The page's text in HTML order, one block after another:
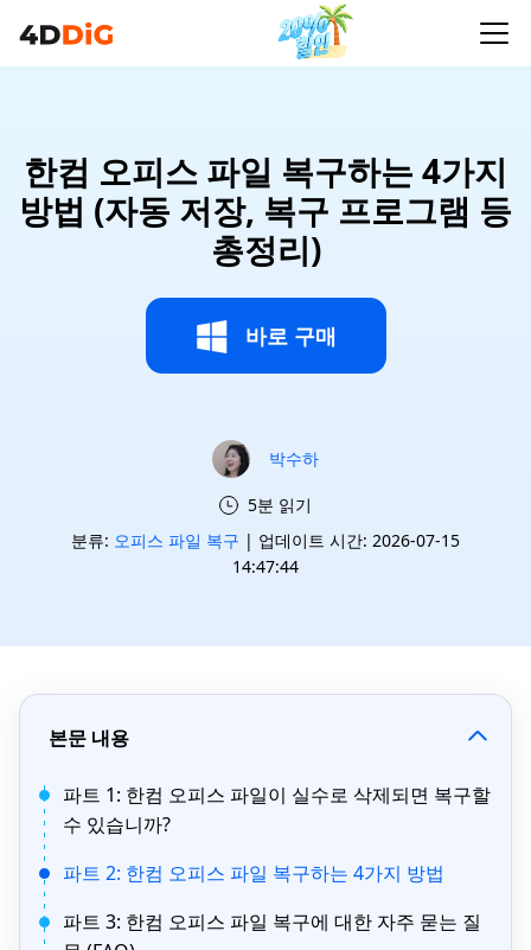
한컴 오피스 파일 복구하는 4가지
방법 (자동 저장, 복구 프로그램 등
총정리)
바로 구매
박수하
5분 읽기
분류: 오피스 파일 복구 | 업데이트 시간: 2026-07-15
14:47:44
본문 내용
파트 1: 한컴 오피스 파일이 실수로 삭제되면 복구할
수 있습니까?
파트 2: 한컴 오피스 파일 복구하는 4가지 방법
파트 3: 한컴 오피스 파일 복구에 대한 자주 묻는 질